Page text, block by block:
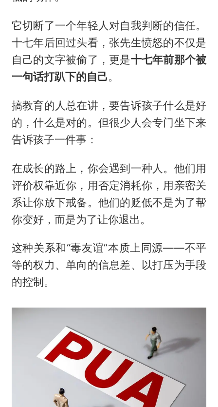
它切断了一个年轻人对自我判断的信任。
十七年后回过头看，张先生愤怒的不仅是
自己的文字被偷了，更是十七年前那个被
一句话打趴下的自己。
搞教育的人总在讲，要告诉孩子什么是好
的，什么是对的。但很少人会专门坐下来
告诉孩子一件事：
在成长的路上，你会遇到一种人。他们用
评价权靠近你，用否定消耗你，用亲密关
系让你放下戒备。他们的贬低不是为了帮
你变好，而是为了让你退出。
这种关系和“毒友谊”本质上同源——不平
等的权力、单向的信息差、以打压为手段
的控制。